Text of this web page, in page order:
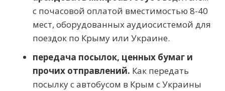
с почасовой оплатой вместимостью 8-40
мест, оборудованных аудиосистемой для
поездок по Крыму или Украине.
передача посылок, ценных бумаг и
прочих отправлений. Как передать
посылку с автобусом в Крым с Украины